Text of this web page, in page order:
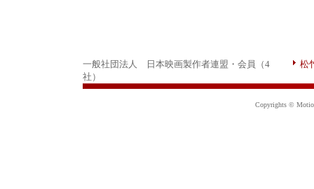
一般社団法人 日本映画製作者連盟・会員（4
社）
松
Copyrights ©